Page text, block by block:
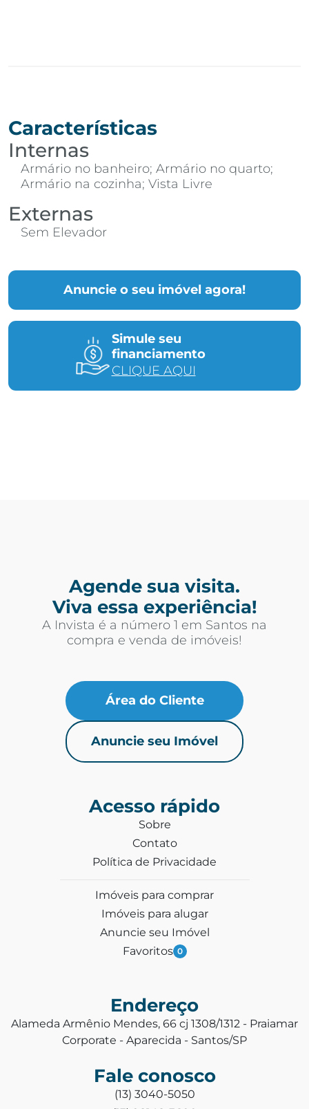
Anuncie o seu imóvel agora!
Simule seu
financiamento
CLIQUE AQUI
Características
Internas
Armário no banheiro; Armário no quarto;
Armário na cozinha; Vista Livre
Externas
Sem Elevador
Agende sua visita.
Viva essa experiência!
A Invista é a número 1 em Santos na
compra e venda de imóveis!
Área do Cliente
Anuncie seu Imóvel
Acesso rápido
Sobre
Contato
Política de Privacidade
Imóveis para comprar
Imóveis para alugar
Anuncie seu Imóvel
Favoritos 0
Endereço
Alameda Armênio Mendes, 66 cj 1308/1312 - Praiamar
Corporate - Aparecida - Santos/SP
Fale conosco
(13) 3040-5050